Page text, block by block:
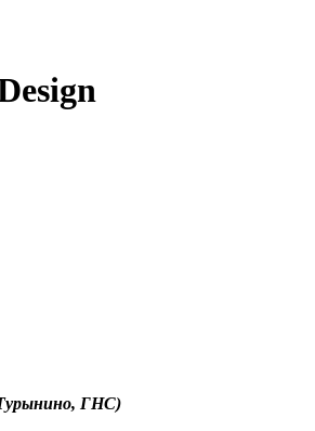
Турынино, ГНС)